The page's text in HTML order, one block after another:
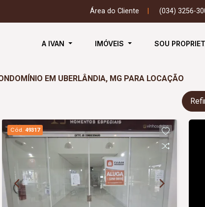
Área do Cliente (034) 3256-
A IVAN IMÓVEIS SOU
EM UBERLÂNDIA, MG PARA LOCAÇÃO
Cód. 49317